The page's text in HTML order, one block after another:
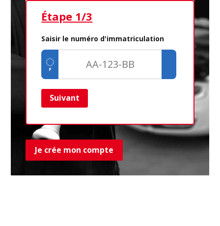
Étape 1/3
Saisir le numéro d'immatriculation
Suivant
Je crée mon compte